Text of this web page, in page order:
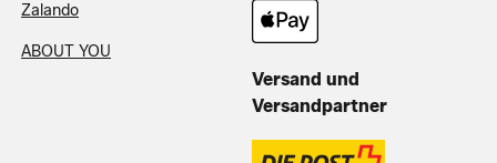
Zalando
ABOUT YOU
Versand und
Versandpartner